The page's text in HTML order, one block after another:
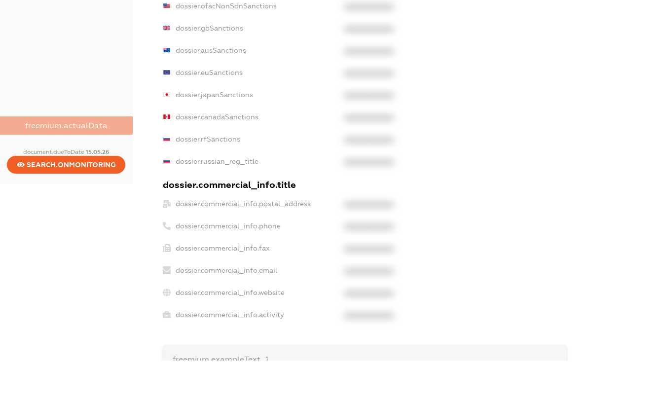
freemium.actualData
document.dueToDate 15.05.26
SEARCH.ONMONITORING
dossier.ofacNonSdnSanctions
dossier.gbSanctions
dossier.ausSanctions
dossier.euSanctions
dossier.japanSanctions
dossier.canadaSanctions
dossier.rfSanctions
dossier.russian_reg_title
dossier.commercial_info.title
dossier.commercial_info.postal_address
dossier.commercial_info.phone
dossier.commercial_info.fax
dossier.commercial_info.email
dossier.commercial_info.website
dossier.commercial_info.activity
freemium.exampleText_1